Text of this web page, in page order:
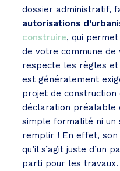
dossier administratif,
autorisations
construire, qui permet
de votre commune
respecte les règles et
est généralement
projet de
déclaration préalable
simple formalité ni un
remplir ! En effet,
qu’il s’agit juste d’un
parti pour les travaux.